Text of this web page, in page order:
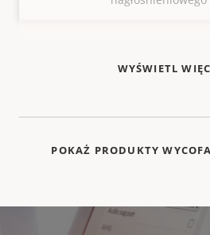
WYŚWIETL
POKAŻ PRODUKTY